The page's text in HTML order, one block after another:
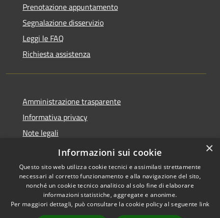
Prenotazione appuntamento
Segnalazione disservizio
Leggi le FAQ
Richiesta assistenza
Amministrazione trasparente
Informativa privacy
Note legali
Dichiarazione di accessibilità
Accessibilità
Copyright © 2026 • Comune di
Serra San Quirico • Powered by
×
Informazioni sui cookie
Questo sito web utilizza cookie tecnici e assimilati strettamente
necessari al corretto funzionamento e alla navigazione del sito,
nonché un cookie tecnico analitico al solo fine di elaborare
informazioni statistiche, aggregate e anonime.
Per maggiori dettagli, può consultare la cookie policy al seguente link